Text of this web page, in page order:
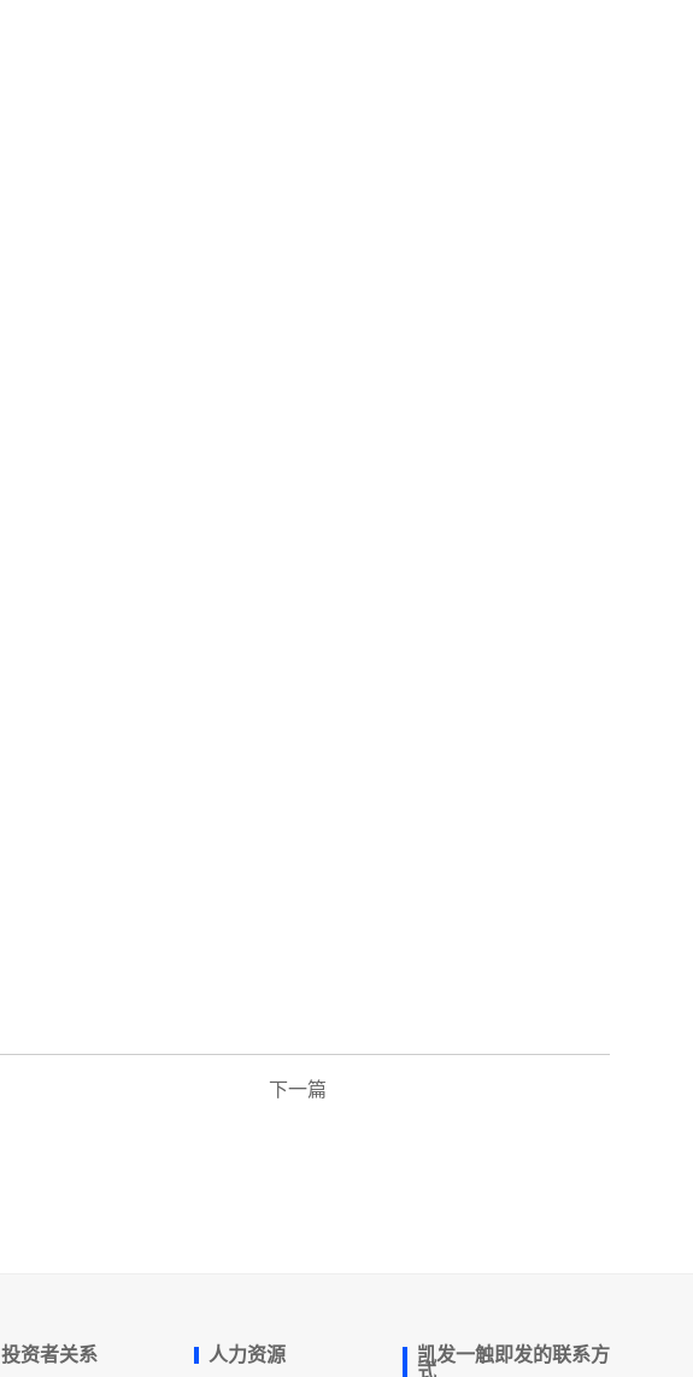
下一篇
投资者关系 人力资源
凯发一触即发的联系方
式